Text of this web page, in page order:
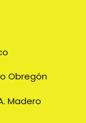
Obregón
Madero